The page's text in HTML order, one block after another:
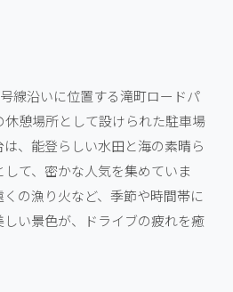
線沿いに位置する滝町ロードパ
憩場所として設けられた駐車場
、能登らしい水田と海の素晴ら
て、密かな人気を集めていま
の漁り火など、季節や時間帯に
い景色が、ドライブの疲れを癒